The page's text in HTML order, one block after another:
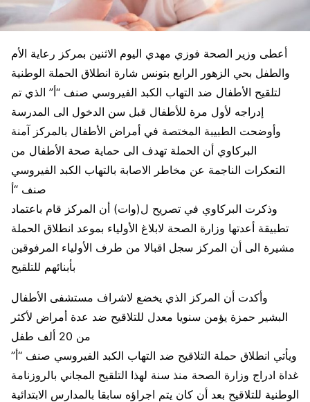
أعطى وزير الصحة فوزي مهدي اليوم الاثنين بمركز رعاية الأم
والطفل بحي الزهور الرابع بتونس شارة انطلاق الحملة الوطنية
لتلقيح الأطفال ضد التهاب الكبد الفيروسي صنف “أ” الذي تم
إدراجه لأول مرة للأطفال قبل سن الدخول الى المدرسة
وأوضحت الطبيبة المختصة في أمراض الأطفال بالمركز آمنة
البركاوي أن الحملة تهدف الى حماية صحة الأطفال من
التعكرات الناجمة عن مخاطر الاصابة بالتهاب الكبد الفيروسي
صنف “أ
وذكرت البركاوي في تصريح ل(وات) أن المركز قام باعتماد
تطبيقة أعدتها وزارة الصحة لابلاغ الأولياء بموعد انطلاق الحملة
مشيرة الى أن المركز سجل اقبالا من طرف الأولياء المرفوقين
بأبنائهم للتلقيح
وأكدت أن المركز الذي يخضع لاشراف مستشفى الأطفال
البشير حمزة يؤمن سنويا معدل للتلاقيح ضد عدة أمراض لأكثر
من 20 ألف طفل
ويأتي انطلاق حملة التلاقيح ضد التهاب الكبد الفيروسي صنف “أ”
غداة ادراج وزارة الصحة منذ سنة لهذا التلقيح المجاني بالروزنامة
الوطنية للتلاقيح بعد أن كان يتم اجراؤه سابقا بالمدارس الابتدائية